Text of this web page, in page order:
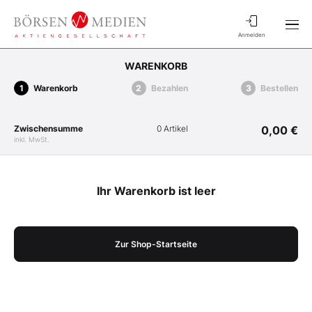
Anmelden
WARENKORB
Warenkorb Bezahlen Bestellen
Zwischensumme
inkl. MwSt.
0 Artikel 0,00 €
Ihr Warenkorb ist leer
Zur Shop-Startseite